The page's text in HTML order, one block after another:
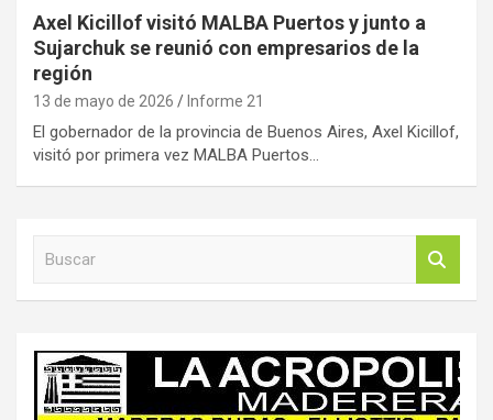
Axel Kicillof visitó MALBA Puertos y junto a
Sujarchuk se reunió con empresarios de la
región
13 de mayo de 2026 Informe 21
El gobernador de la provincia de Buenos Aires, Axel Kicillof,
visitó por primera vez MALBA Puertos…
r